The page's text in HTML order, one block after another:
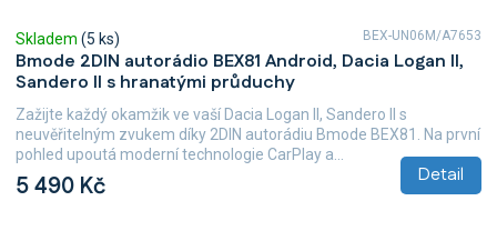
Bmode 2DIN autorádio BEX81 Android, Dacia Logan II,
Sandero II s hranatými průduchy
Skladem (5 ks)
5 490 Kč Detail
Zažijte každý okamžik ve vaší Dacia Logan II, Sandero II s
neuvěřitelným zvukem díky 2DIN autorádiu Bmode BEX81. Na první
pohled upoutá moderní technologie CarPlay a...
BEX-UN06M/A7653